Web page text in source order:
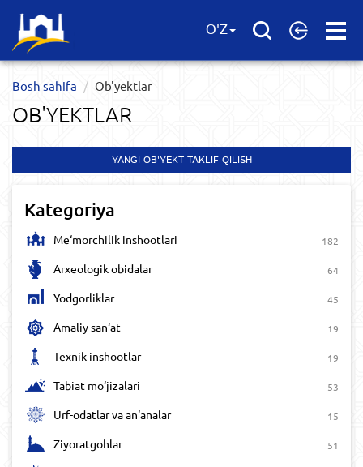
Open
O'Z
Bosh sahifa Ob'yektlar​
OB'YEKTLAR​
YANGI OB'YEKT TAKLIF QILISH
Kategoriya
Me‘morchilik inshootlari 182
Arxeologik obidalar 64
Yodgorliklar 45
Amaliy san‘at 19
Texnik inshootlar 19
Tabiat mo‘jizalari 53
Urf-odatlar va an‘analar 15
Ziyoratgohlar 51